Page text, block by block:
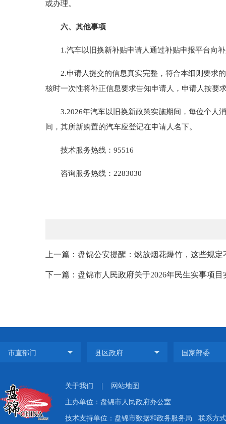
或办理。
六、其他事项
1.汽车以旧换新补贴申请人通过补贴申报平台向
2.申请人提交的信息真实完整，符合本细则要求
核时一次性将补正信息要求告知申请人，申请人按要
3.2026年汽车以旧换新政策实施期间，每位个人
间，其所新购置的汽车应登记在申请人名下。
技术服务热线：95516
咨询服务热线：2283030
上一篇：盘锦公安提醒：燃放烟花爆竹，这些规定
下一篇：盘锦市人民政府关于2026年民生实事项
关于我们 网站地图
主办单位：盘锦市人民政府办公室
技术支持单位：盘锦市数据和政务服务局 联系方